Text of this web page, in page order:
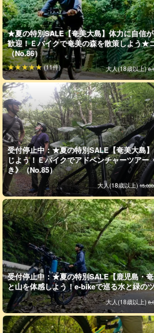
奄美ブルーを見に行こう！
どこに行こうか迷ったらぜひ行ってほしいの
園」。ここは、海水浴が楽しめるのはもちろ
見ることができます。
夏になると、砂浜にアオウミガメとアカウミ
くるため、ウミガメの産卵スポットとしても
★夏の特別SALE【奄美大島】体力に自信
歓迎！Ｅバイクで奄美の森を散策しよう★
（No.86）
大人(18歳以上)
(11件)
受付停止中：★夏の特別SALE【奄美大島
じよう！Ｅバイクでアドベンチャーツアー
き》（No.85）
大人(18歳以上)
受付停止中：★夏の特別SALE【鹿児島・
と山を体感しよう！e-bikeで巡る水と緑の
大人(18歳以上)